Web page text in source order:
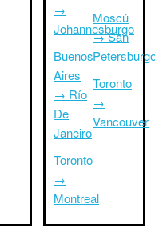
→
Johannesburgo
Buenos
Aires
→ Río
De
Janeiro
Toronto
→
Montreal
Moscú
→ San
Toronto
→
Vancouver